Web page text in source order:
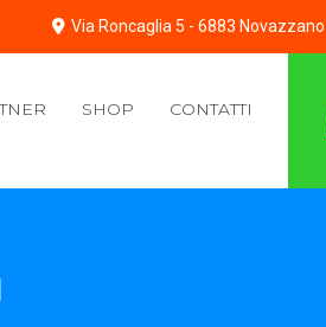
Via Roncaglia 5 - 6883
SHOP CONTATTI